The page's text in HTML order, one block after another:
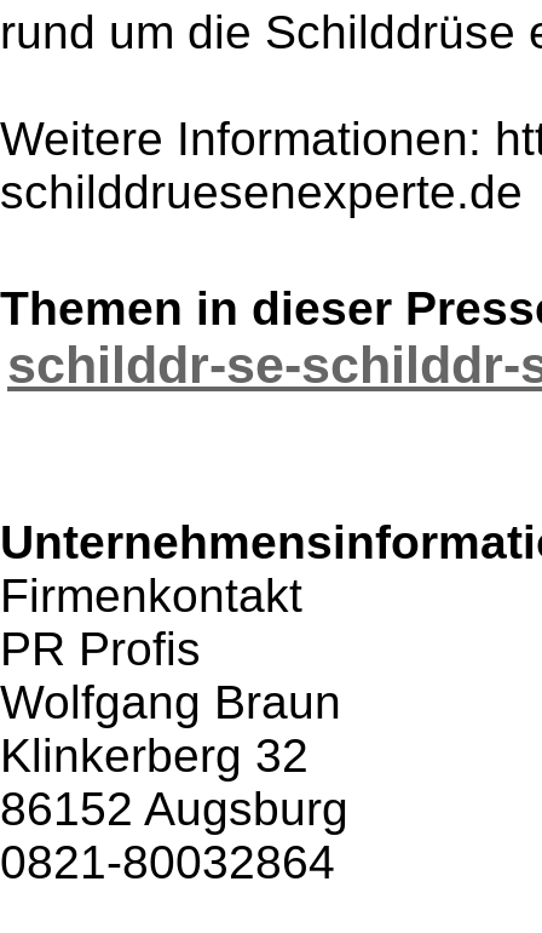
rund um die Schilddrüse
Weitere Informationen:
schilddruesenexperte.de
Themen in dieser
schilddr-se-schilddr-
Firmenkontakt
PR Profis
Wolfgang Braun
Klinkerberg 32
86152 Augsburg
0821-80032864